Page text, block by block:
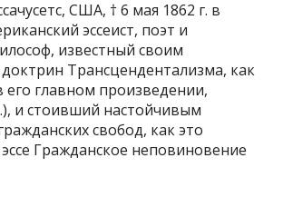
США, † 6 мая 1862 г. в
эссеист, поэт и
известный своим
Трансцендентализма, как
его главном произведении,
и стоивший настойчивым
свобод, как это
Гражданское неповиновение